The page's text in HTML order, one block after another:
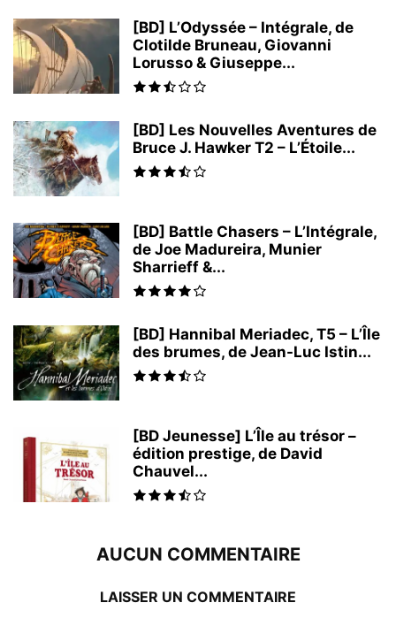
[BD] L’Odyssée – Intégrale, de
Clotilde Bruneau, Giovanni
Lorusso & Giuseppe...
[BD] Les Nouvelles Aventures de
Bruce J. Hawker T2 – L’Étoile...
[BD] Battle Chasers – L’Intégrale,
de Joe Madureira, Munier
Sharrieff &...
[BD] Hannibal Meriadec, T5 – L’Île
des brumes, de Jean-Luc Istin...
[BD Jeunesse] L’Île au trésor –
édition prestige, de David
Chauvel...
AUCUN COMMENTAIRE
LAISSER UN COMMENTAIRE